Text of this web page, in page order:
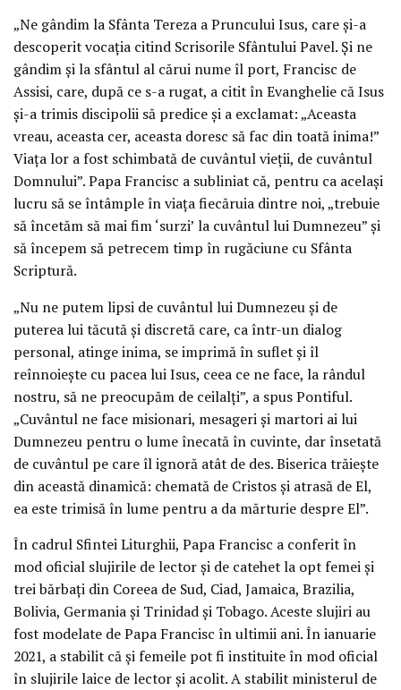
„Ne gândim la Sfânta Tereza a Pruncului Isus, care și-a
descoperit vocația citind Scrisorile Sfântului Pavel. Și ne
gândim și la sfântul al cărui nume îl port, Francisc de
Assisi, care, după ce s-a rugat, a citit în Evanghelie că Isus
și-a trimis discipolii să predice și a exclamat: „Aceasta
vreau, aceasta cer, aceasta doresc să fac din toată inima!”
Viața lor a fost schimbată de cuvântul vieții, de cuvântul
Domnului”. Papa Francisc a subliniat că, pentru ca același
lucru să se întâmple în viața fiecăruia dintre noi, „trebuie
să încetăm să mai fim ‘surzi’ la cuvântul lui Dumnezeu” și
să începem să petrecem timp în rugăciune cu Sfânta
Scriptură.
„Nu ne putem lipsi de cuvântul lui Dumnezeu și de
puterea lui tăcută și discretă care, ca într-un dialog
personal, atinge inima, se imprimă în suflet și îl
reînnoiește cu pacea lui Isus, ceea ce ne face, la rândul
nostru, să ne preocupăm de ceilalți”, a spus Pontiful.
„Cuvântul ne face misionari, mesageri și martori ai lui
Dumnezeu pentru o lume înecată în cuvinte, dar însetată
de cuvântul pe care îl ignoră atât de des. Biserica trăiește
din această dinamică: chemată de Cristos și atrasă de El,
ea este trimisă în lume pentru a da mărturie despre El”.
În cadrul Sfintei Liturghii, Papa Francisc a conferit în
mod oficial slujirile de lector și de catehet la opt femei și
trei bărbați din Coreea de Sud, Ciad, Jamaica, Brazilia,
Bolivia, Germania și Trinidad și Tobago. Aceste slujiri au
fost modelate de Papa Francisc în ultimii ani. În ianuarie
2021, a stabilit că și femeile pot fi instituite în mod oficial
în slujirile laice de lector și acolit. A stabilit ministerul de